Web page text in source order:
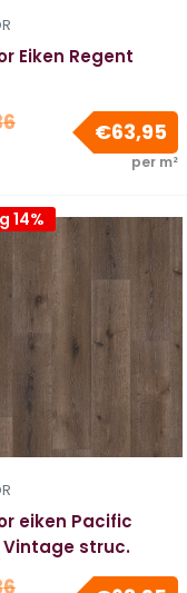
Eiken Regent
€63,95
per m²
14%
eiken Pacific
struc.